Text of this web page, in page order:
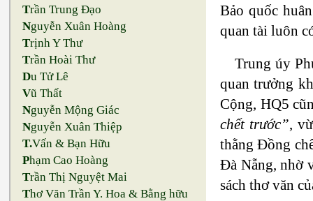
Trần Trung Đạo
Nguyễn Xuân Hoàng
Trịnh Y Thư
Trần Hoài Thư
Du Tử Lê
Vũ Thất
Nguyễn Mộng Giác
Nguyễn Xuân Thiệp
T.Vấn & Bạn Hữu
Phạm Cao Hoàng
Trần Thị Nguyệt Mai
Thơ Văn Trần Y. Hoa & Bằng hữu
Bảo quốc
quan tài luôn
Trung úy
quan trưởng
Cộng, HQ5
chết trước”,
thằng Đồng
Đà Nẵng, nhờ
sách thơ văn